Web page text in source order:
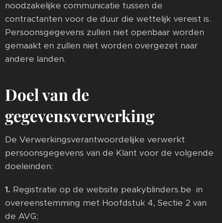
noodzakelijke communicatie tussen de
contractanten voor de duur die wettelijk vereist is.
Persoonsgegevens zullen niet openbaar worden
gemaakt en zullen niet worden overgezet naar
andere landen.
Doel van de
gegevensverwerking
De Verwerkingsverantwoordelijke verwerkt
persoonsgegevens van de Klant voor de volgende
doeleinden:
1. Registratie op de website peakyblinders.be in
overeenstemming met Hoofdstuk 4, Sectie 2 van
de AVG;